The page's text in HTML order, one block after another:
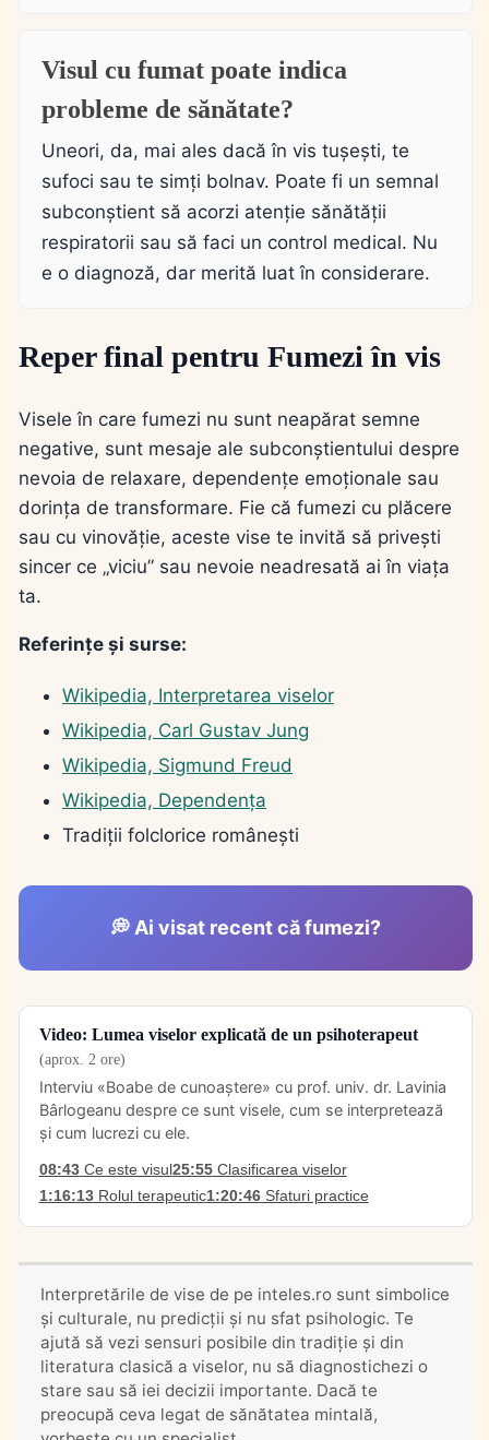
Visul cu fumat poate indica
probleme de sănătate?
Uneori, da, mai ales dacă în vis tușești, te
sufoci sau te simți bolnav. Poate fi un semnal
subconștient să acorzi atenție sănătății
respiratorii sau să faci un control medical. Nu
e o diagnoză, dar merită luat în considerare.
Reper final pentru Fumezi în vis
Visele în care fumezi nu sunt neapărat semne
negative, sunt mesaje ale subconștientului despre
nevoia de relaxare, dependențe emoționale sau
dorința de transformare. Fie că fumezi cu plăcere
sau cu vinovăție, aceste vise te invită să privești
sincer ce „viciu” sau nevoie neadresată ai în viața
ta.
Referințe și surse:
Wikipedia, Interpretarea viselor
Wikipedia, Carl Gustav Jung
Wikipedia, Sigmund Freud
Wikipedia, Dependența
Tradiții folclorice românești
💭 Ai visat recent că fumezi?
Video: Lumea viselor explicată de un psihoterapeut
(aprox. 2 ore)
Interviu «Boabe de cunoaștere» cu prof. univ. dr. Lavinia
Bârlogeanu despre ce sunt visele, cum se interpretează
și cum lucrezi cu ele.
08:43Ce este visul25:55Clasificarea viselor
1:16:13Rolul terapeutic1:20:46Sfaturi practice
Interpretările de vise de pe inteles.ro sunt simbolice
și culturale, nu predicții și nu sfat psihologic. Te
ajută să vezi sensuri posibile din tradiție și din
literatura clasică a viselor, nu să diagnostichezi o
stare sau să iei decizii importante. Dacă te
preocupă ceva legat de sănătatea mintală,